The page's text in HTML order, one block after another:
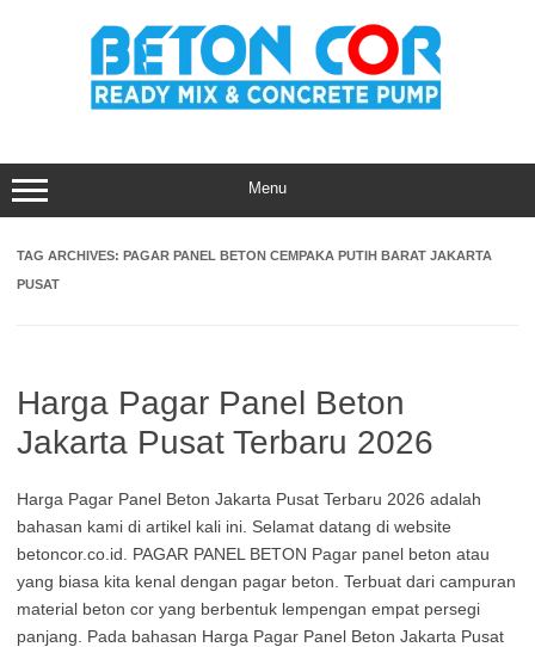
Menu
TAG ARCHIVES: PAGAR PANEL BETON CEMPAKA PUTIH BARAT JAKARTA
PUSAT
Harga Pagar Panel Beton
Jakarta Pusat Terbaru 2026
Harga Pagar Panel Beton Jakarta Pusat Terbaru 2026 adalah
bahasan kami di artikel kali ini. Selamat datang di website
betoncor.co.id. PAGAR PANEL BETON Pagar panel beton atau
yang biasa kita kenal dengan pagar beton. Terbuat dari campuran
material beton cor yang berbentuk lempengan empat persegi
panjang. Pada bahasan Harga Pagar Panel Beton Jakarta Pusat